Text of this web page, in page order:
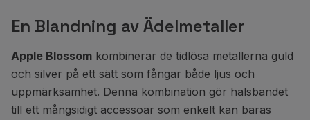
En Blandning av Ädelmetaller
Apple Blossom kombinerar de tidlösa metallerna guld
och silver på ett sätt som fångar både ljus och
uppmärksamhet. Denna kombination gör halsbandet
till ett mångsidigt accessoar som enkelt kan bäras